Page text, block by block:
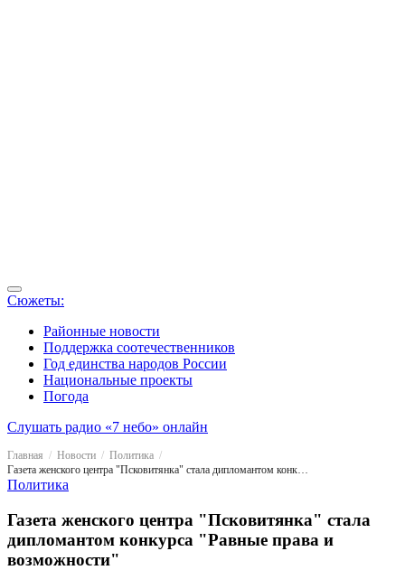
Сюжеты:
Районные новости
Поддержка соотечественников
Год единства народов России
Национальные проекты
Погода
Слушать радио «7 небо» онлайн
Главная Новости
Политика
Газета женского центра "Псковитянка" стала дипломантом конкурса "Равные права и возможности"
Политика
Газета женского центра "Псковитянка" стала
дипломантом конкурса "Равные права и
возможности"